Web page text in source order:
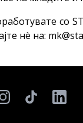
со
нè на: